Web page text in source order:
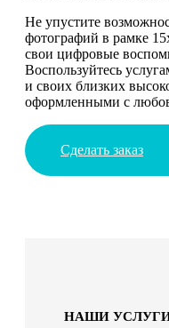
Не упустите
фотографий в рамке
свои цифровые
Воспользуйтесь
и своих близких
оформленными с
Сделать заказ
НАШИ